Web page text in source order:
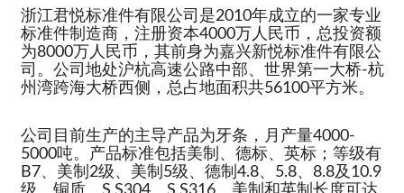
浙江君悦标准件有限公司是2010年成立的一家专业
标准件制造商，注册资本4000万人民币，总投资额
为8000万人民币，其前身为嘉兴新悦标准件有限公
司。公司地处沪杭高速公路中部、世界第一大桥-杭
州湾跨海大桥西侧，总占地面积共56100平方米。
公司目前生产的主导产品为牙条，月产量4000-
5000吨。产品标准包括美制、德标、英标；等级有
B7、美制2级、美制5级、德制4.8、5.8、8.8及10.9